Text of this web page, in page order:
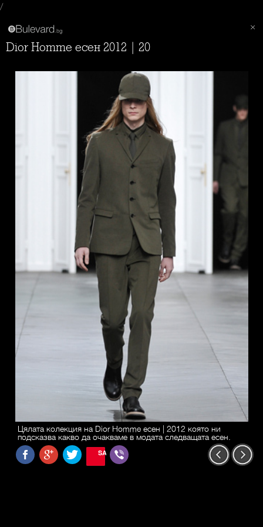
/
Dior Homme есен 2012 | 20
Цялата колекция на Dior Homme есен | 2012 която ни
подсказва какво да очакваме в модата следващата есен.
SAVE